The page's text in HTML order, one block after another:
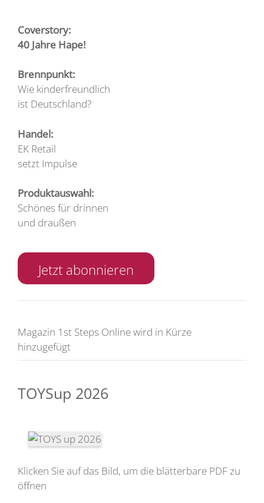
Coverstory:
40 Jahre Hape!
Brennpunkt:
Wie kinderfreundlich
ist Deutschland?
Handel:
EK Retail
setzt Impulse
Produktauswahl:
Schönes für drinnen
und draußen
Jetzt abonnieren
Magazin 1st Steps Online wird in Kürze
hinzugefügt
TOYSup 2026
Klicken Sie auf das Bild, um die blätterbare PDF zu
öffnen